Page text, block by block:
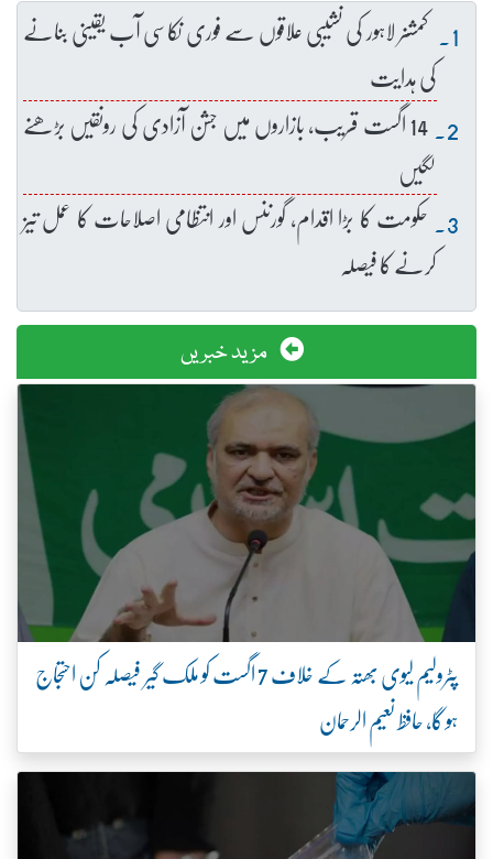
کمشنر لاہور کی نشیبی علاقوں سے فوری نکاسی آب یقینی بنانے
کی ہدایت
14 اگست قریب، بازاروں میں جشن آزادی کی رونقیں بڑھنے
لگیں
حکومت کا بڑا اقدام، گورننس اور انتظامی اصلاحات کا عمل تیز
کرنے کا فیصلہ
مزید خبریں
پٹرولیم لیوی بھتہ کے خلاف 7 اگست کو ملک گیر فیصلہ کن احتجاج
ہو گا، حافظ نعیم الرحمان